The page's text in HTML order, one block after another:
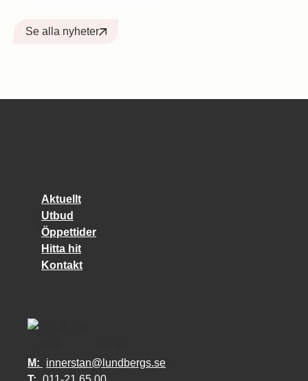
Se alla nyheter
M:
innerstan@lundbergs.se
Aktuellt
Utbud
Öppettider
Hitta hit
Kontakt